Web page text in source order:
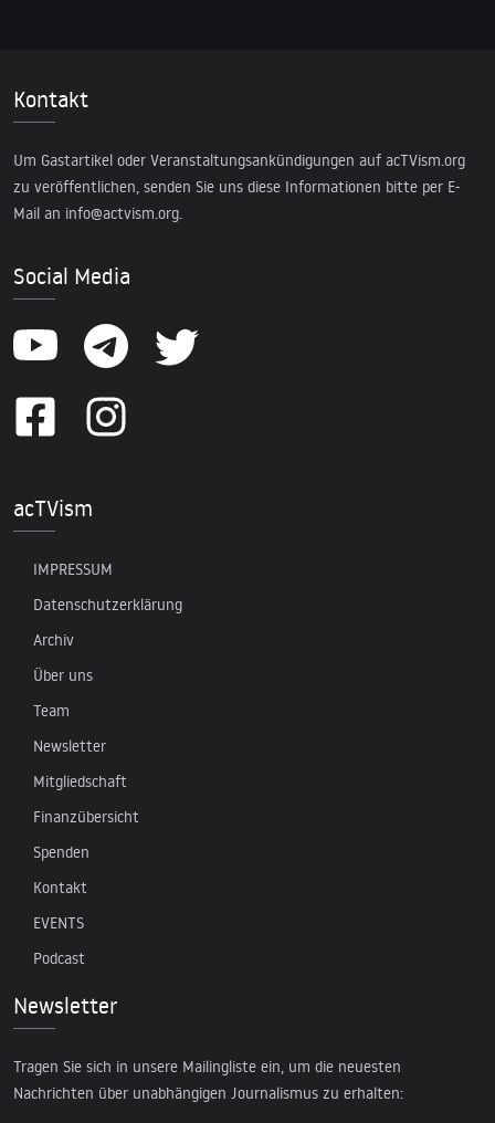
Kontakt
Um Gastartikel oder Veranstaltungsankündigungen auf acTVism.org
zu veröffentlichen, senden Sie uns diese Informationen bitte per E-
Mail an info@actvism.org.
Social Media
acTVism
IMPRESSUM
Datenschutzerklärung
Archiv
Über uns
Team
Newsletter
Mitgliedschaft
Finanzübersicht
Spenden
Kontakt
EVENTS
Podcast
Newsletter
Tragen Sie sich in unsere Mailingliste ein, um die neuesten
Nachrichten über unabhängigen Journalismus zu erhalten: